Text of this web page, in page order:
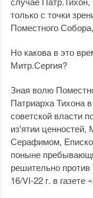
только с точки
Поместного
Но какова в это
Митр.Сергия?
Зная волю
Патриарха Тихона
советской власти
из'ятии ценностей,
Серафимом,
поныне
решительно против
16/VI-22 г. в